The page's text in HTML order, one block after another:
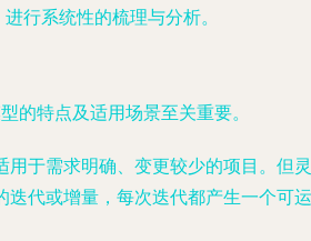
行系统性的梳理与分析。
的特点及适用场景至关重要。
于需求明确、变更较少的项目。但
迭代或增量，每次迭代都产生一个